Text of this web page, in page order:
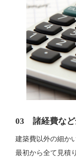
03 諸経費など
建築費以外の細か
最初から全て見積